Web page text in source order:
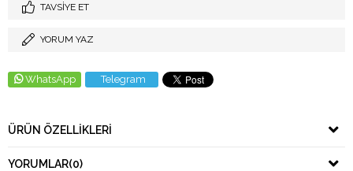
TAVSIYE ET
YORUM YAZ
WhatsApp Telegram
ÜRÜN ÖZELLIKLERI
YORUMLAR(0)